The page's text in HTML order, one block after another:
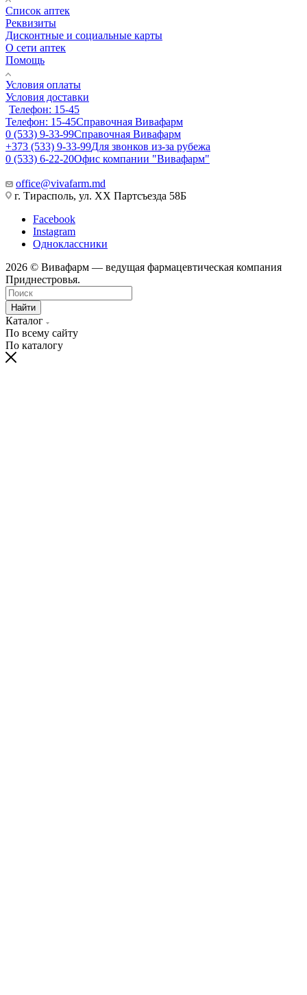
Список аптек
Реквизиты
Дисконтные и социальные карты
О сети аптек
Помощь
Условия оплаты
Условия доставки
Телефон: 15-45
Телефон: 15-45Справочная Вивафарм
0 (533) 9-33-99Справочная Вивафарм
+373 (533) 9-33-99Для звонков из-за рубежа
0 (533) 6-22-20Офис компании "Вивафарм"
office@vivafarm.md
г. Тирасполь, ул. ХХ Партсъезда 58Б
Facebook
Instagram
Одноклассники
2026 © Вивафарм — ведущая фармацевтическая компания
Приднестровья.
Найти
Каталог
По всему сайту
По каталогу